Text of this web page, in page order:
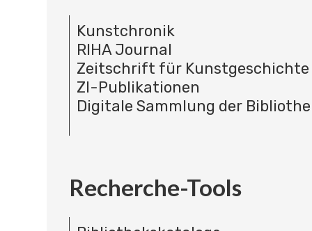
Kunstchronik
RIHA Journal
Zeitschrift für Kunstgeschichte
ZI-Publikationen
Digitale Sammlung der
Recherche-Tools